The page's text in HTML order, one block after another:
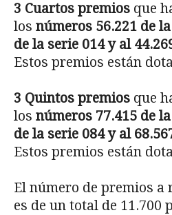
3 Cuartos premios que
los números 56.221 de
de la serie 014 y al
Estos premios están
3 Quintos premios que
los números 77.415 de
de la serie 084 y al
Estos premios están
El número de premios a
es de un total de 11.700